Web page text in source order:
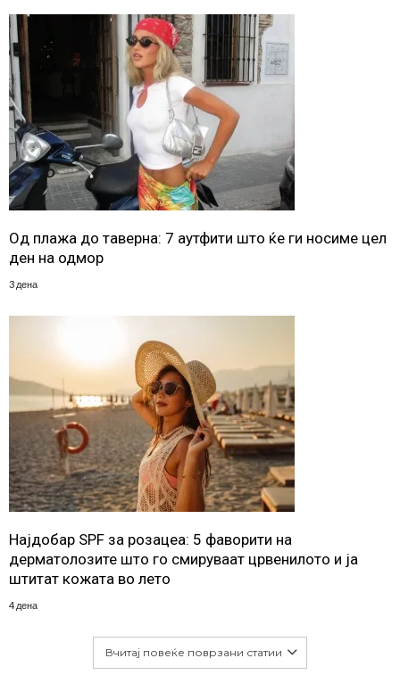
Од плажа до таверна: 7 аутфити што ќе ги носиме цел
ден на одмор
3 дена
Најдобар SPF за розацеа: 5 фаворити на
дерматолозите што го смируваат црвенилото и ја
штитат кожата во лето
4 дена
Вчитај повеќе поврзани статии